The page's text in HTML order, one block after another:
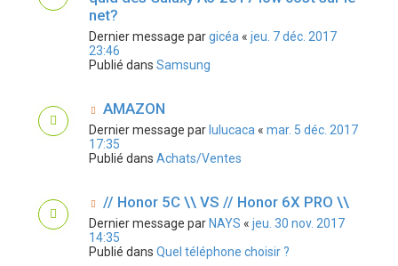
net?
Dernier message pargicéa « jeu. 7 déc. 2017
23:46
Publié dans Samsung
AMAZON
Dernier message parlulucaca « mar. 5 déc. 2017
17:35
Publié dans Achats/Ventes
// Honor 5C \\ VS // Honor 6X PRO \\
Dernier message parNAYS « jeu. 30 nov. 2017
14:35
Publié dans Quel téléphone choisir ?